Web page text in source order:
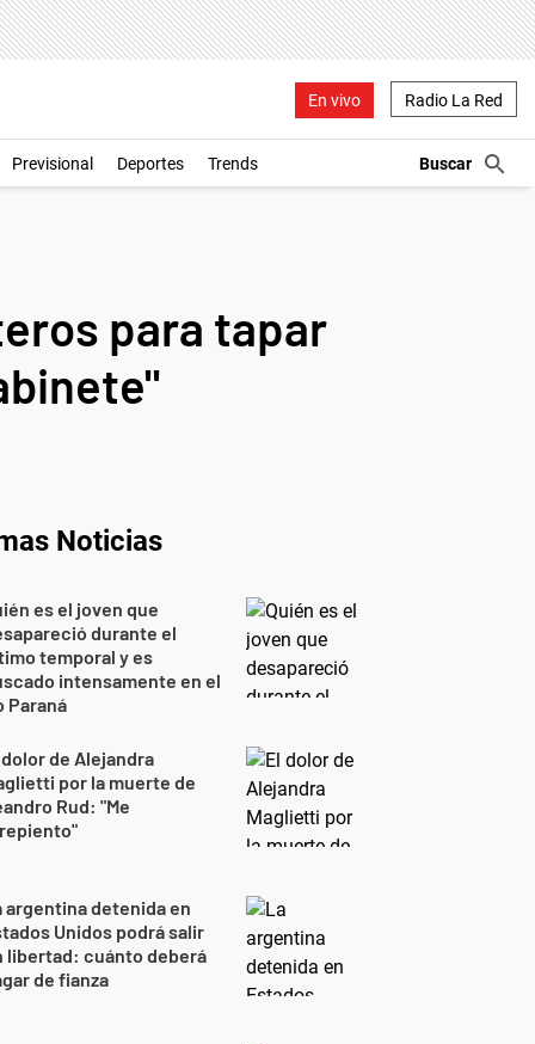
En vivo Radio La Red
Previsional Deportes Trends
para tapar
Noticias
es el joven que
durante el
temporal y es
intensamente en el
Paraná
de Alejandra
por la muerte de
Rud: "Me
argentina detenida en
Unidos podrá salir
libertad: cuánto deberá
de fianza